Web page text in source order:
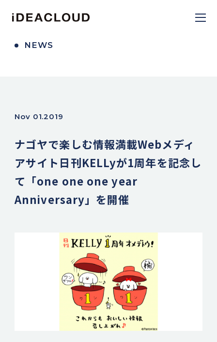
NEWS
Nov 01.2019
ナゴヤで楽しむ情報満載Webメディ
アサイト日刊KELLyが1周年を記念し
て「one one one year
Anniversary」を開催